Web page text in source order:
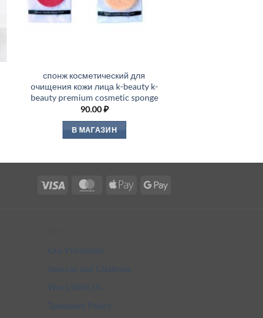
спонж косметический для
очищения кожи лица k-beauty k-
beauty premium cosmetic sponge
90.00₽
В МАГАЗИН
Visa MasterCardApple
Google
Our Principles
Sources and Citations
Work With Us
Takedown Policy